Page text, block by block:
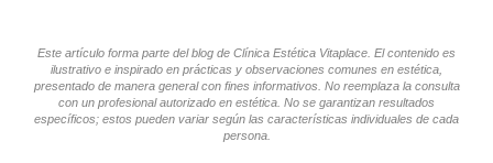
Este artículo forma parte del blog de Clínica Estética Vitaplace. El contenido es
ilustrativo e inspirado en prácticas y observaciones comunes en estética,
presentado de manera general con fines informativos. No reemplaza la consulta
con un profesional autorizado en estética. No se garantizan resultados
específicos; estos pueden variar según las características individuales de cada
persona.